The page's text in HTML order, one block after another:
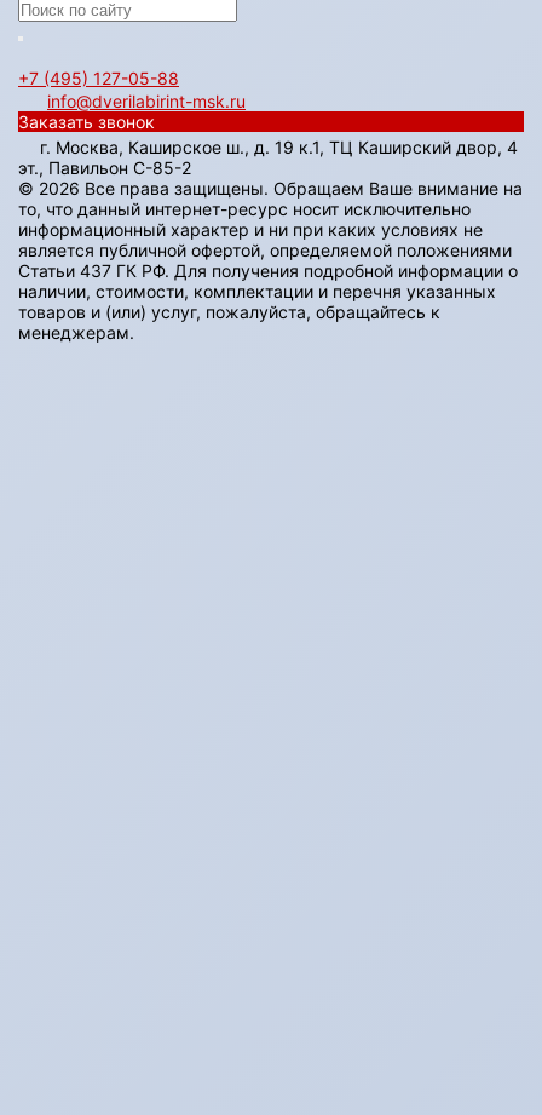
+7 (495) 127-05-88‬
info@dverilabirint-msk.ru
Заказать звонок
г. Москва, Каширское ш., д. 19 к.1, ТЦ Каширский двор, 4
эт., Павильон C-85-2
© 2026 Все права защищены. Обращаем Ваше внимание на
то, что данный интернет-ресурс носит исключительно
информационный характер и ни при каких условиях не
является публичной офертой, определяемой положениями
Статьи 437 ГК РФ. Для получения подробной информации о
наличии, стоимости, комплектации и перечня указанных
товаров и (или) услуг, пожалуйста, обращайтесь к
менеджерам.